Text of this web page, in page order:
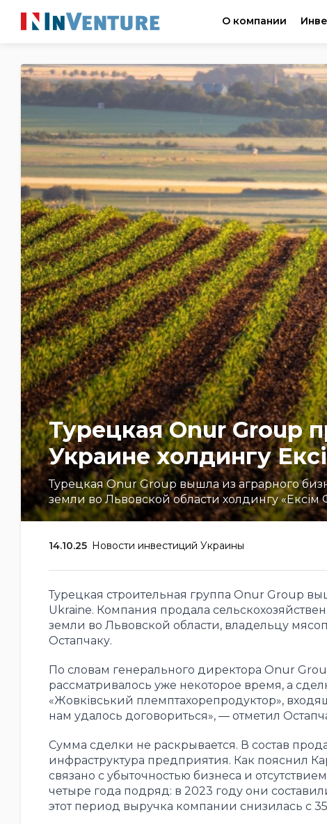
О компании
Турецкая Onur Group
Украине холдингу
Турецкая Onur Group вышла из аграрного
земли во Львовской области холдингу
14.10.25 Новости инвестиций Украины
Турецкая строительная группа Onur Group
Ukraine. Компания продала
земли во Львовской области, владельцу
Остапчаку.
По словам генерального директора Onur
рассматривалось уже некоторое время, а
«Жовківський племптахорепродуктор»,
нам удалось договориться», — отметил
Сумма сделки не раскрывается. В состав
инфраструктура предприятия. Как пояснил
связано с убыточностью бизнеса и
четыре года подряд: в 2023 году они
этот период выручка компании снизилась с